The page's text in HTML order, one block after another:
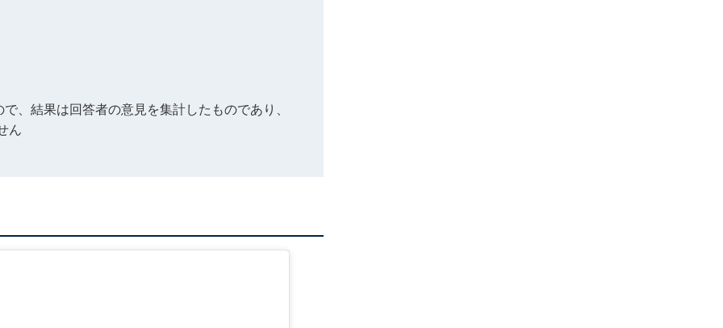
、結果は回答者の意見を集計したものであり、
ん